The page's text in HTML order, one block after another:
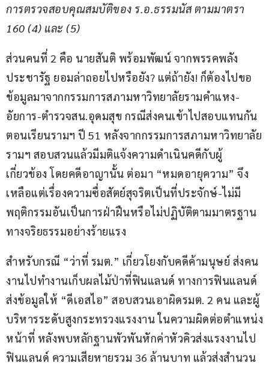
การตรวจสอบคุณสมบัติของ ร.อ.ธรรมนัส ตามมาตรา
160 (4) และ (5)
ส่วนคนที่ 2 คือ นายสันติ พร้อมพัฒน์ จากพรรคพลัง
ประชารัฐ ยอมล่าถอยไปหรือยัง? แต่ถ้ายัง! ก็ต้องไปขอ
ข้อมูลมาจากกรรมการสภามหาวิทยาลัยรามคำแหง-
อัยการ-ตำรวจสน.อุดมสุข กรณีส่งคนเข้าไปสอบแทนกัน
ตอนเรียนรามฯ ปี 51 หลังจากกรรมการสภามหาวิทยาลัย
รามฯ สอบสวนแล้วมีมติแจ้งความดำเนินคดีกับผู้
เกี่ยวข้อง โดยคดีอาญานั้น ต่อมา “หมดอายุความ” จึง
เหลือแต่เรื่องความซื่อสัตย์สุจริตเป็นที่ประจักษ์-ไม่มี
พฤติกรรมอันเป็นการฝ่าฝืนหรือไม่ปฏิบัติตามมาตรฐาน
ทางจริยธรรมอย่างร้ายแรง
สำหรับกรณี “ว่าที่ รมต.” เกี่ยวโยงกับคดีค้ามนุษย์ ส่งคน
งานไปทำงานเก็บผลไม้ป่าที่ฟินแลนด์ ทางการฟินแลนด์
ส่งข้อมูลให้ “ดีเอสไอ” สอบสวนเอาผิดรมต. 2 คน และผู้
บริหารระดับสูงกระทรวงแรงงาน ในความผิดต่อตำแหน่ง
หน้าที่ หลังพบหลักฐานพัวพันหักค่าหัวคิวส่งแรงงานไป
ฟินแลนด์ ความเสียหายรวม 36 ล้านบาท แล้วส่งสำนวน